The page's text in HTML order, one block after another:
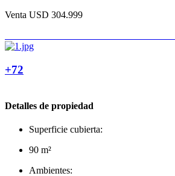
Venta USD 304.999
+72
Detalles de propiedad
Superficie cubierta:
90 m²
Ambientes: